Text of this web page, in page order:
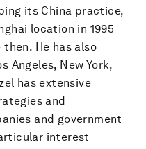
its China practice,
location in 1995
He has also
Angeles, New York,
has extensive
and
and government
interest